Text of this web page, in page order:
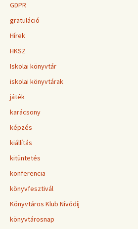
GDPR
gratuláció
Hírek
HKSZ
Iskolai könyvtár
iskolai könyvtárak
játék
karácsony
képzés
kiállítás
kitüntetés
konferencia
könyvfesztivál
Könyvtáros Klub Nívódíj
könyvtárosnap